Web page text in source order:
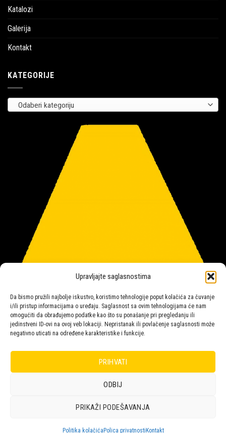
Upravljajte saglasnostima
Da bismo pružili najbolje iskustvo, koristimo tehnologije poput kolačića za čuvanje
i/ili pristup informacijama o uređaju. Saglasnost sa ovim tehnologijama će nam
omogućiti da obrađujemo podatke kao što su ponašanje pri pregledanju ili
jedinstveni ID-ovi na ovoj veb lokaciji. Nepristanak ili povlačenje saglasnosti može
negativno uticati na određene karakteristike i funkcije.
PRIHVATI
ODBIJ
PRIKAŽI PODEŠAVANJA
Politika kolačića Polica privatnosti Kontakt
Katalozi
Galerija
Kontakt
KATEGORIJE
Odaberi kategoriju